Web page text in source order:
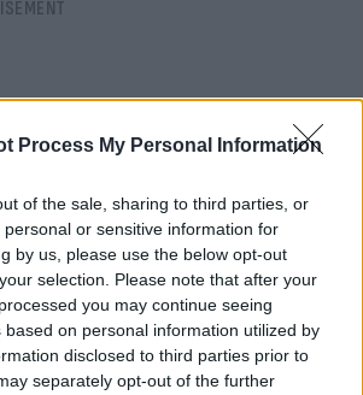
Process My Personal Information
of the sale, sharing to third parties, or
or sensitive information for
by us, please use the below opt-out
selection. Please note that after your
you may continue seeing
based on personal information utilized by
disclosed to third parties prior to
separately opt-out of the further